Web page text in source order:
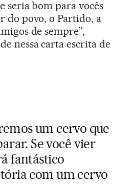
seria bom para vocês
do povo, o Partido, a
de sempre”,
nessa carta escrita de
um cervo que
Se você vier
fantástico
com um cervo